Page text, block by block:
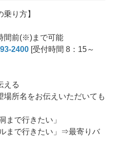
り方】
間前(※)まで可能
2400 [受付時間 8：15～
える
所名をお伝えいただいても
まで行きたい」
まで行きたい」⇒最寄りバ